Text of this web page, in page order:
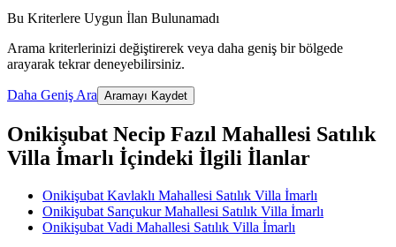
Bu Kriterlere Uygun İlan Bulunamadı
Arama kriterlerinizi değiştirerek veya daha geniş bir bölgede
arayarak tekrar deneyebilirsiniz.
Daha Geniş Ara Aramayı Kaydet
Onikişubat Necip Fazıl Mahallesi Satılık
Villa İmarlı İçindeki İlgili İlanlar
Onikişubat Kavlaklı Mahallesi Satılık Villa İmarlı
Onikişubat Sarıçukur Mahallesi Satılık Villa İmarlı
Onikişubat Vadi Mahallesi Satılık Villa İmarlı